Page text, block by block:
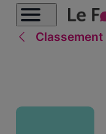
Classement